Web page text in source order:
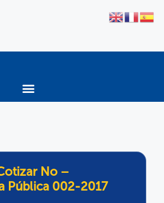
No –
Pública 002-2017